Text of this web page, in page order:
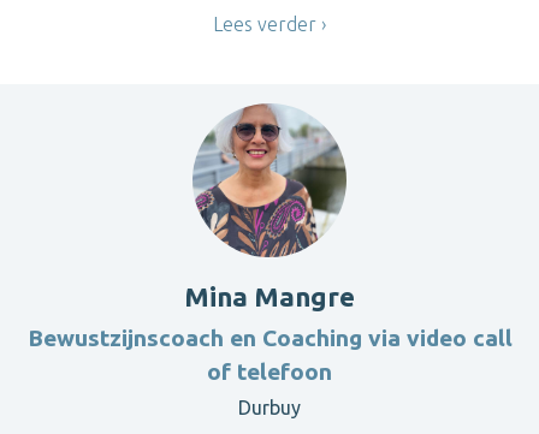
Lees verder
Mina Mangre
Bewustzijnscoach en Coaching via video call
of telefoon
Durbuy